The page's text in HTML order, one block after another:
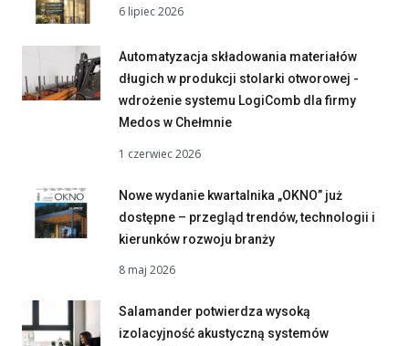
6 lipiec 2026
Automatyzacja składowania materiałów
długich w produkcji stolarki otworowej -
wdrożenie systemu LogiComb dla firmy
Medos w Chełmnie
1 czerwiec 2026
Nowe wydanie kwartalnika „OKNO” już
dostępne – przegląd trendów, technologii i
kierunków rozwoju branży
8 maj 2026
Salamander potwierdza wysoką
izolacyjność akustyczną systemów